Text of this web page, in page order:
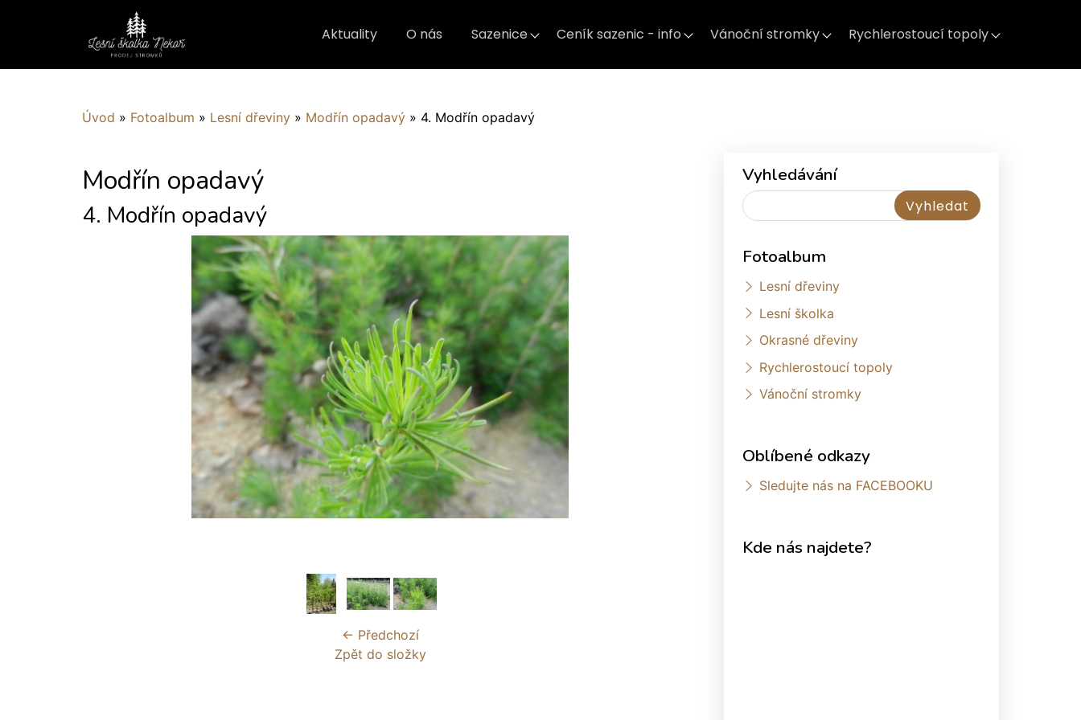
Aktuality O nás Sazenice Ceník sazenic - info Vánoční stromky Rychlerostoucí topoly
Úvod » Fotoalbum » Lesní dřeviny » Modřín opadavý » 4. Modřín opadavý
Modřín opadavý
4. Modřín opadavý
← Předchozí
Zpět do složky
Vyhledávání
Fotoalbum
Lesní dřeviny
Lesní školka
Okrasné dřeviny
Rychlerostoucí topoly
Vánoční stromky
Oblíbené odkazy
Sledujte nás na FACEBOOKU
Kde nás najdete?